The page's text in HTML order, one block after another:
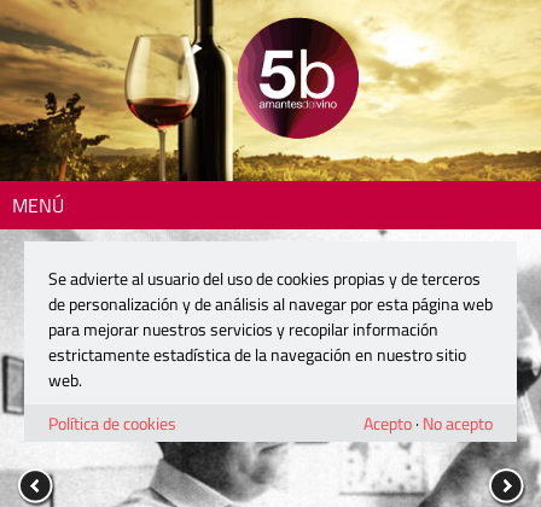
MENÚ
Se advierte al usuario del uso de cookies propias y de terceros
de personalización y de análisis al navegar por esta página web
para mejorar nuestros servicios y recopilar información
estrictamente estadística de la navegación en nuestro sitio
web.
Política de cookies
Acepto· No acepto